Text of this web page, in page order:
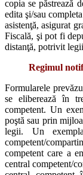
copia se păstrează
edita şi/sau
asistenţă, asigurat
Fiscală, şi pot fi
distanţă, potrivit
Regimul
Formularele
se eliberează în
competent. Un
poştă sau prin
legii. Un
competent/
competent care a
central competent/